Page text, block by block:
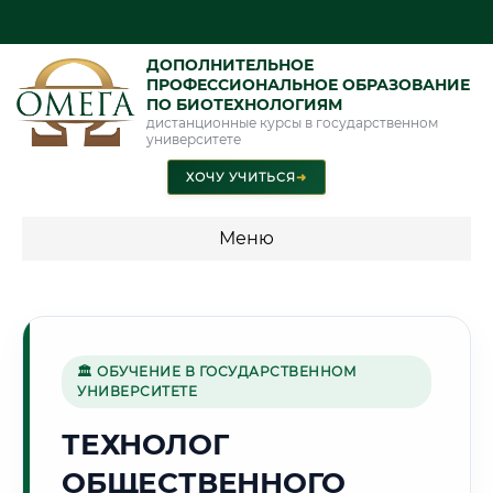
ДОПОЛНИТЕЛЬНОЕ
ПРОФЕССИОНАЛЬНОЕ ОБРАЗОВАНИЕ
ПО БИОТЕХНОЛОГИЯМ
дистанционные курсы в государственном
университете
ХОЧУ УЧИТЬСЯ➜
Меню
🌨️
Г. АРХАНГЕЛЬСК
🏛 ОБУЧЕНИЕ В ГОСУДАРСТВЕННОМ
УНИВЕРСИТЕТЕ
ТЕХНОЛОГ
ОБЩЕСТВЕННОГО